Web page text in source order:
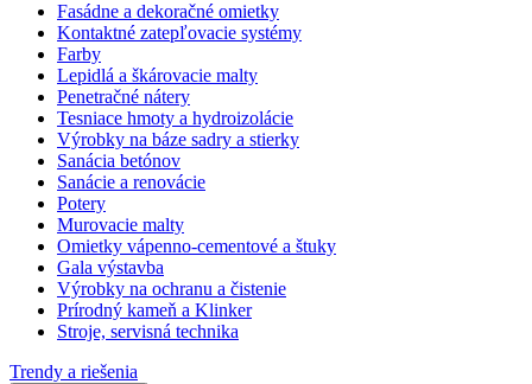
Fasádne a dekoračné omietky
Kontaktné zatepľovacie systémy
Farby
Lepidlá a škárovacie malty
Penetračné nátery
Tesniace hmoty a hydroizolácie
Výrobky na báze sadry a stierky
Sanácia betónov
Sanácie a renovácie
Potery
Murovacie malty
Omietky vápenno-cementové a štuky
Gala výstavba
Výrobky na ochranu a čistenie
Prírodný kameň a Klinker
Stroje, servisná technika
Trendy a riešenia